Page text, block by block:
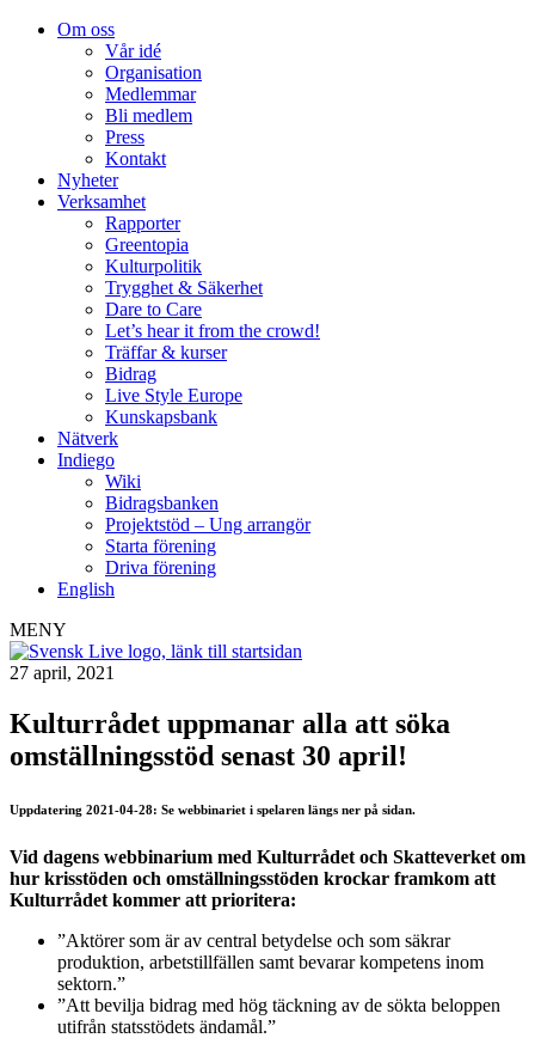
Om oss
Vår idé
Organisation
Medlemmar
Bli medlem
Press
Kontakt
Nyheter
Verksamhet
Rapporter
Greentopia
Kulturpolitik
Trygghet & Säkerhet
Dare to Care
Let’s hear it from the crowd!
Träffar & kurser
Bidrag
Live Style Europe
Kunskapsbank
Nätverk
Indiego
Wiki
Bidragsbanken
Projektstöd – Ung arrangör
Starta förening
Driva förening
English
MENY
27 april, 2021
Kulturrådet uppmanar alla att söka
omställningsstöd senast 30 april!
Uppdatering 2021-04-28: Se webbinariet i spelaren längs ner på sidan.
Vid dagens webbinarium med Kulturrådet och Skatteverket om
hur krisstöden och omställningsstöden krockar framkom att
Kulturrådet kommer att prioritera:
”Aktörer som är av central betydelse och som säkrar
produktion, arbetstillfällen samt bevarar kompetens inom
sektorn.”
”Att bevilja bidrag med hög täckning av de sökta beloppen
utifrån statsstödets ändamål.”